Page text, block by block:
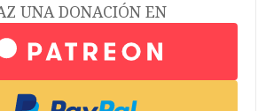
UNA DONACIÓN EN